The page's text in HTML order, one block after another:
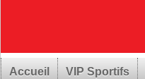
Accueil VIP Sportifs